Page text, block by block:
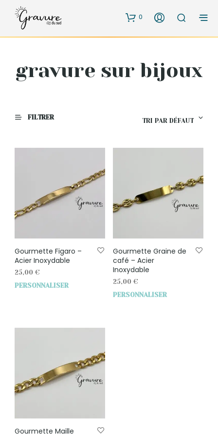
0
gravure sur bijoux
FILTRER
TRI PAR DÉFAUT
Gourmette Figaro –
Acier Inoxydable
25,00 €
PERSONNALISER
Gourmette Graine de
café – Acier
Inoxydable
25,00 €
PERSONNALISER
Gourmette Maille